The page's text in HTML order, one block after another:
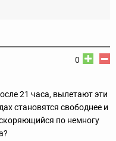
0
21 часа, вылетают эти
становятся свободнее и
по немногу